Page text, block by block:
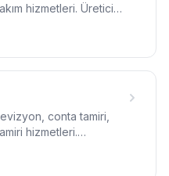
hizmetleri. Üretici
conta tamiri,
hizmetleri.